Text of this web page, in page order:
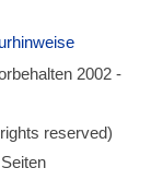
2002 -
reserved)